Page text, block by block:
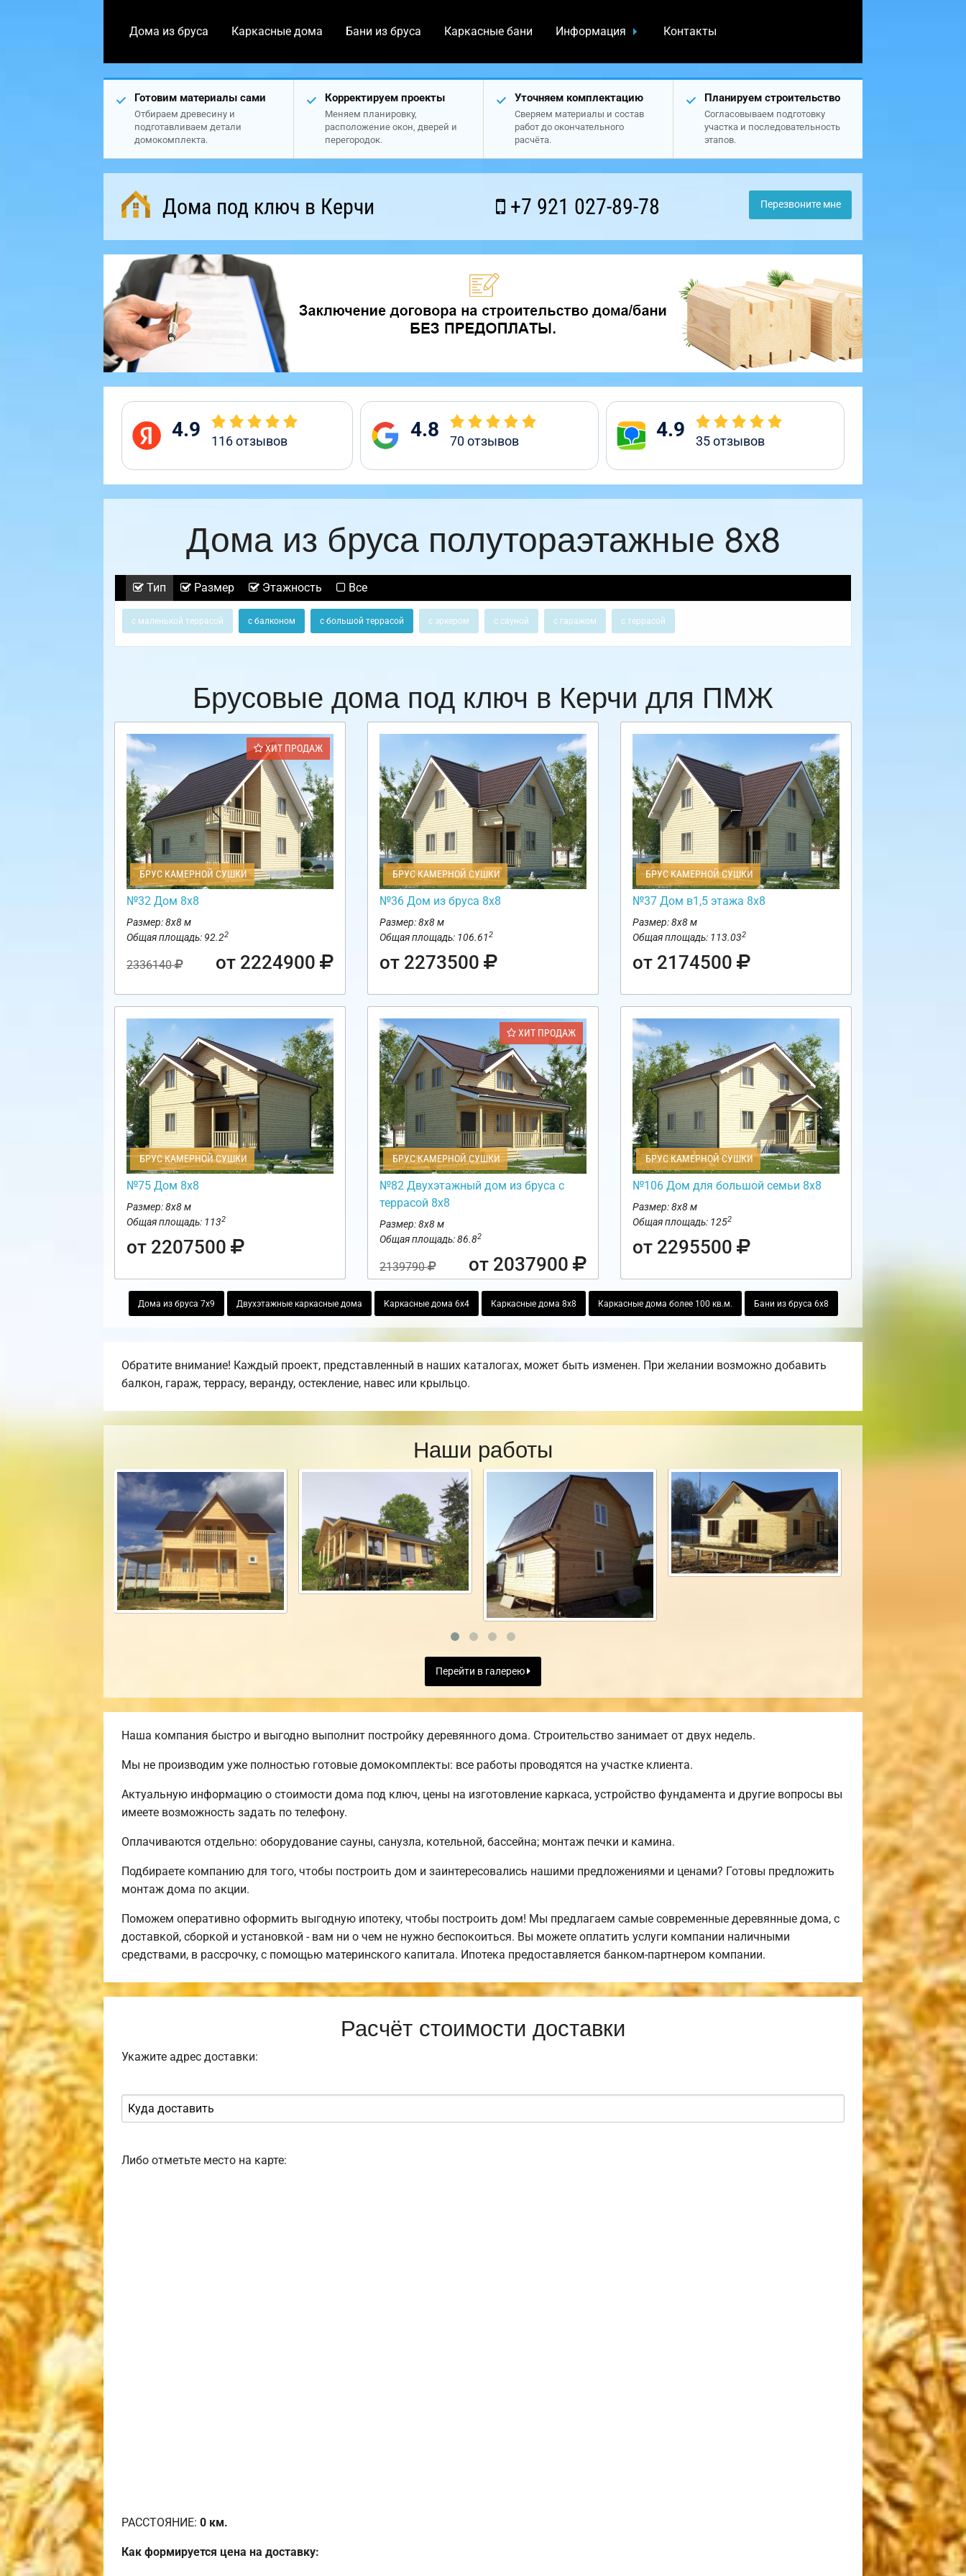
Дома из бруса Каркасные дома Бани из бруса Каркасные бани Информация Контакты
Готовим материалы сами
Отбираем древесину и
подготавливаем детали
домокомплекта.
Корректируем проекты
Меняем планировку,
расположение окон, дверей и
перегородок.
Уточняем комплектацию
Сверяем материалы и состав
работ до окончательного
расчёта.
Планируем строительство
Согласовываем подготовку
участка и последовательность
этапов.
Дома под ключ в Керчи +7 921 027-89-78 Перезвоните мне
4.9 116отзывов 4.8 70отзывов 4.9 35отзывов
Дома из бруса полутораэтажные 8х8
Тип Размер Этажность Все
с маленькой террасой с балконом с большой террасой с эркером с сауной с гаражом с террасой
Брусовые дома под ключ в Керчи для ПМЖ
ХИТ ПРОДАЖ
БРУС КАМЕРНОЙ СУШКИ
№32 Дом 8х8
Размер: 8х8 м
Общая площадь: 92.22
2336140 от 2224900
БРУС КАМЕРНОЙ СУШКИ
№36 Дом из бруса 8х8
Размер: 8х8 м
Общая площадь: 106.612
от 2273500
БРУС КАМЕРНОЙ СУШКИ
№37 Дом в1,5 этажа 8х8
Размер: 8х8 м
Общая площадь: 113.032
от 2174500
БРУС КАМЕРНОЙ СУШКИ
№75 Дом 8х8
Размер: 8х8 м
Общая площадь: 1132
от 2207500
ХИТ ПРОДАЖ
БРУС КАМЕРНОЙ СУШКИ
№82 Двухэтажный дом из бруса с
террасой 8х8
Размер: 8х8 м
Общая площадь: 86.82
2139790 от 2037900
БРУС КАМЕРНОЙ СУШКИ
№106 Дом для большой семьи 8х8
Размер: 8х8 м
Общая площадь: 1252
от 2295500
Дома из бруса 7х9 Двухэтажные каркасные дома Каркасные дома 6х4 Каркасные дома 8х8 Каркасные дома более 100 кв.м. Бани из бруса 6х8
Обратите внимание! Каждый проект, представленный в наших каталогах, может быть изменен. При желании возможно добавить
балкон, гараж, террасу, веранду, остекление, навес или крыльцо.
Наши работы
Перейти в галерею
Наша компания быстро и выгодно выполнит постройку деревянного дома. Строительство занимает от двух недель.
Мы не производим уже полностью готовые домокомплекты: все работы проводятся на участке клиента.
Актуальную информацию о стоимости дома под ключ, цены на изготовление каркаса, устройство фундамента и другие вопросы вы
имеете возможность задать по телефону.
Оплачиваются отдельно: оборудование сауны, санузла, котельной, бассейна; монтаж печки и камина.
Подбираете компанию для того, чтобы построить дом и заинтересовались нашими предложениями и ценами? Готовы предложить
монтаж дома по акции.
Поможем оперативно оформить выгодную ипотеку, чтобы построить дом! Мы предлагаем самые современные деревянные дома, с
доставкой, сборкой и установкой - вам ни о чем не нужно беспокоиться. Вы можете оплатить услуги компании наличными
средствами, в рассрочку, с помощью материнского капитала. Ипотека предоставляется банком-партнером компании.
Расчёт стоимости доставки
Укажите адрес доставки:
Либо отметьте место на карте:
РАССТОЯНИЕ: 0 км.
Как формируется цена на доставку: